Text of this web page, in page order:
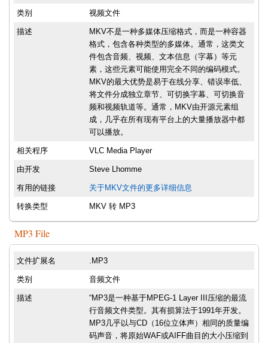
类别 视频文件
描述
MKV不是一种多媒体压缩格式，而是一种容器
格式，包含各种类型的多媒体。通常，这类文
件包含音频、视频、文本信息（字幕）等元
素，这些元素可能使用完全不同的编码模式。
MKV的最大优势是易于在线分享、错误率低、
将文件分成独立章节、可切换字幕、可切换音
频和视频轨道等。通常，MKV由开源元素组
成，几乎在所有现有平台上的大量播放器中都
可以播放。
相关程序 VLC Media Player
由开发 Steve Lhomme
有用的链接 关于MKV文件的更多详细信息
转换类型 MKV 转 MP3
MP3 File
文件扩展名 .MP3
类别 音频文件
描述
“MP3是一种基于MPEG-1 Layer III压缩的最流
行音频文件类型。其有损算法于1991年开发。
MP3几乎以与CD（16位立体声）相同的质量编
码声音，将原始WAF或AIFF曲目的大小压缩到